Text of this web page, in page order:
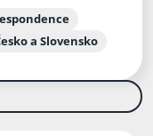
a Slovensko